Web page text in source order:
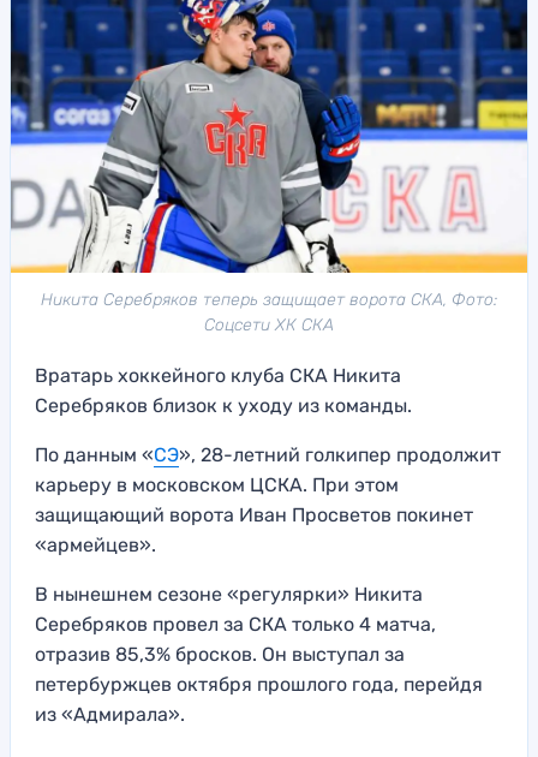
Никита Серебряков теперь защищает ворота СКА, Фото:
Соцсети ХК СКА
Вратарь хоккейного клуба СКА Никита
Серебряков близок к уходу из команды.
По данным «СЭ», 28-летний голкипер продолжит
карьеру в московском ЦСКА. При этом
защищающий ворота Иван Просветов покинет
«армейцев».
В нынешнем сезоне «регулярки» Никита
Серебряков провел за СКА только 4 матча,
отразив 85,3% бросков. Он выступал за
петербуржцев октября прошлого года, перейдя
из «Адмирала».